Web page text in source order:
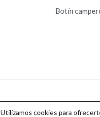
Botín
Utilizamos cookies para